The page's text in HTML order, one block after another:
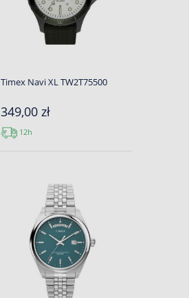
Timex Navi XL TW2T75500
349,00 zł
12h